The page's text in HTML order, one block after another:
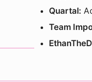
Quartal:
Team